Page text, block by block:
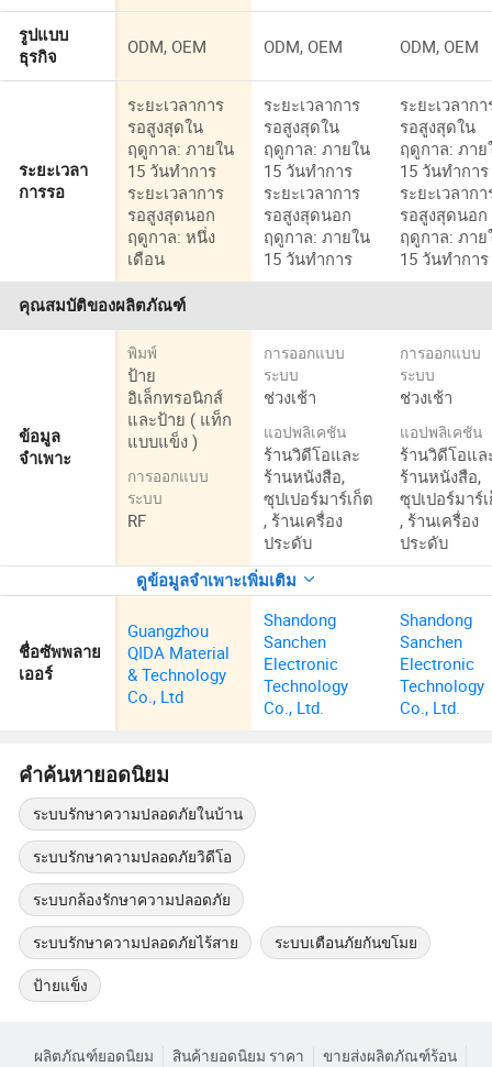
รูปแบบ
ธุรกิจ
ODM, OEM ODM, OEM ODM, OEM
ระยะเวลา
การรอ
ระยะเวลาการ
รอสูงสุดใน
ฤดูกาล: ภายใน
15 วันทำการ
ระยะเวลาการ
รอสูงสุดนอก
ฤดูกาล: หนึ่ง
เดือน
ระยะเวลาการ
รอสูงสุดใน
ฤดูกาล: ภายใน
15 วันทำการ
ระยะเวลาการ
รอสูงสุดนอก
ฤดูกาล: ภายใน
15 วันทำการ
ระยะเวลากา
รอสูงสุดใน
ฤดูกาล: ภาย
15 วันทำการ
ระยะเวลากา
รอสูงสุดนอก
ฤดูกาล: ภาย
15 วันทำการ
คุณสมบัติของผลิตภัณฑ์
ข้อมูล
จำเพาะ
พิมพ์
ป้าย
อิเล็กทรอนิกส์
และป้าย ( แท็ก
แบบแข็ง )
การออกแบบ
ระบบ
RF
การออกแบบ
ระบบ
ช่วงเช้า
แอปพลิเคชัน
ร้านวิดีโอและ
ร้านหนังสือ,
ซุปเปอร์มาร์เก็ต
, ร้านเครื่อง
ประดับ
การออกแบบ
ระบบ
ช่วงเช้า
แอปพลิเคชัน
ร้านวิดีโอแล
ร้านหนังสือ,
ซุปเปอร์มาร์
, ร้านเครื่อง
ประดับ
ดูข้อมูลจำเพาะเพิ่มเติม
ชื่อซัพพลาย
เออร์
Guangzhou
QIDA Material
& Technology
Co., Ltd
Shandong
Sanchen
Electronic
Technology
Co., Ltd.
Shandong
Sanchen
Electronic
Technology
Co., Ltd.
คำค้นหายอดนิยม
ระบบรักษาความปลอดภัยในบ้าน
ระบบรักษาความปลอดภัยวิดีโอ
ระบบกล้องรักษาความปลอดภัย
ระบบรักษาความปลอดภัยไร้สาย ระบบเตือนภัยกันขโมย
ป้ายแข็ง
ผลิตภัณฑ์ยอดนิยม สินค้ายอดนิยม ราคา ขายส่งผลิตภัณฑ์ร้อน